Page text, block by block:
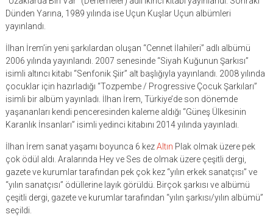
Dünden Yarına, 1989 yılında ise Uçun Kuşlar Uçun albümleri
yayınlandı.
İlhan İrem’in yeni şarkılardan oluşan “Cennet İlahileri” adlı albümü
2006 yılında yayınlandı. 2007 senesinde “Siyah Kuğunun Şarkısı”
isimli altıncı kitabı “Senfonik Şiir” alt başlığıyla yayınlandı. 2008 yılında
çocuklar için hazırladığı “Tozpembe / Progressive Çocuk Şarkıları”
isimli bir albüm yayınladı. İlhan İrem, Türkiye’de son dönemde
yaşananları kendi penceresinden kaleme aldığı “Güneş Ülkesinin
Karanlık İnsanları” isimli yedinci kitabını 2014 yılında yayınladı.
İlhan İrem sanat yaşamı boyunca 6 kezAltın Plak olmak üzere pek
çok ödül aldı. Aralarında Hey ve Ses de olmak üzere çeşitli dergi,
gazete ve kurumlar tarafından pek çok kez “yılın erkek sanatçısı” ve
“yılın sanatçısı” ödüllerine layık görüldü. Birçok şarkısı ve albümü
çeşitli dergi, gazete ve kurumlar tarafından “yılın şarkısı/yılın albümü”
seçildi.